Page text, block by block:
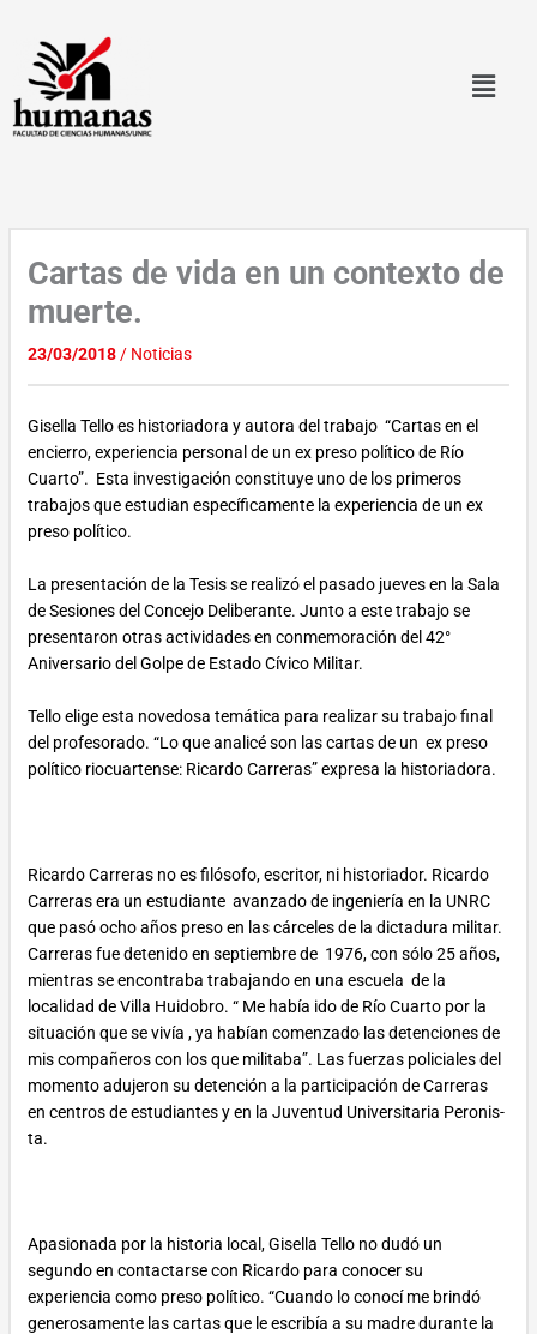
contenido
Cartas de vida en un contexto de
muerte.
23/03/2018/ Noticias
Gisella Tello es historiadora y autora del trabajo “Cartas en el
encierro, experiencia personal de un ex preso político de Río
Cuarto”. Esta investigación constituye uno de los primeros
trabajos que estudian específicamente la experiencia de un ex
preso político.
La presentación de la Tesis se realizó el pasado jueves en la Sala
de Sesiones del Concejo Deliberante. Junto a este trabajo se
presentaron otras actividades en conmemoración del 42°
Aniversario del Golpe de Estado Cívico Militar.
Tello elige esta novedosa temática para realizar su trabajo final
del profesorado. “Lo que analicé son las cartas de un ex preso
político riocuartense: Ricardo Carreras” expresa la historiadora.
Ricardo Carreras no es filósofo, escritor, ni historiador. Ricardo
Carreras era un estudiante avanzado de ingeniería en la UNRC
que pasó ocho años preso en las cárceles de la dictadura militar.
Carreras fue detenido en septiembre de 1976, con sólo 25 años,
mientras se encontraba trabajando en una escuela de la
localidad de Villa Huidobro. “ Me ha­bía ido de Río Cuar­to por la
situación que se vivía , ya ha­bían co­men­za­do las de­ten­cio­nes de
mis com­pa­ñe­ros con los que mili­ta­ba”. Las fuerzas policiales del
momento adujeron su detención a la par­ti­ci­pa­ción de Carreras
en cen­tros de es­tu­dian­tes y en la Ju­ven­tud Uni­ver­si­ta­ria Pe­ro­nis­
ta.
Apasionada por la historia local, Gisella Tello no dudó un
segundo en contactarse con Ricardo para conocer su
experiencia como preso político. “Cuando lo conocí me brindó
generosamente las cartas que le escribía a su madre durante la